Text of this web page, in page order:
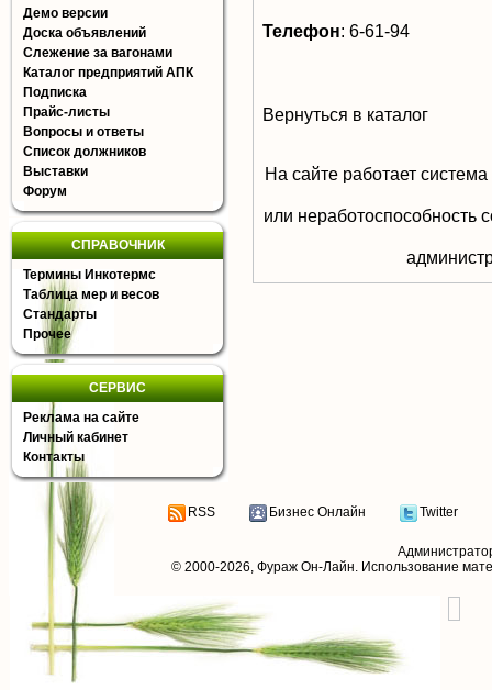
Демо версии
Доска объявлений
Слежение за вагонами
Каталог предприятий АПК
Подписка
Прайс-листы
Вопросы и ответы
Список должников
Выставки
Форум
СПРАВОЧНИК
Термины Инкотермс
Таблица мер и весов
Стандарты
Прочее
СЕРВИС
Реклама на сайте
Личный кабинет
Контакты
Телефон: 6-61-94
Вернуться в каталог
На сайте работает
или неработоспособность
RSS Бизнес Онлайн Twitter
© 2000-2026, Фураж Он-Лайн. Использование